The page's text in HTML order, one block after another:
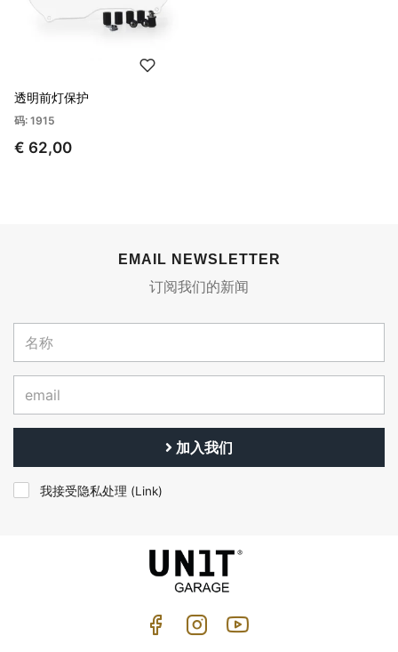
透明前灯保护
码: 1915
€ 62,00
EMAIL NEWSLETTER
订阅我们的新闻
加入我们
我接受隐私处理 (Link)